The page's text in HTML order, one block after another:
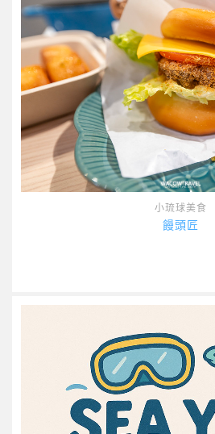
小琉球美食
饅頭匠